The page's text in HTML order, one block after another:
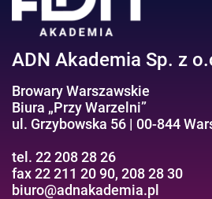
ADN Akademia Sp. z
Browary Warszawskie
Biura „Przy Warzelni”
ul. Grzybowska 56 | 00-844
tel. 22 208 28 26
fax 22 211 20 90, 208 28 30
biuro@adnakademia.pl